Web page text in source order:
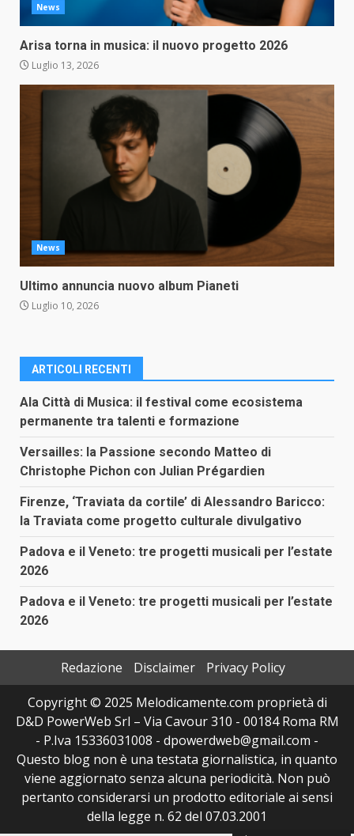
News
Arisa torna in musica: il nuovo progetto 2026
Luglio 13, 2026
News
Ultimo annuncia nuovo album Pianeti
Luglio 10, 2026
ARTICOLI RECENTI
Ala Città di Musica: il festival come ecosistema
permanente tra talenti e formazione
Versailles: la Passione secondo Matteo di
Christophe Pichon con Julian Prégardien
Firenze, ‘Traviata da cortile’ di Alessandro Baricco:
la Traviata come progetto culturale divulgativo
Padova e il Veneto: tre progetti musicali per l’estate
2026
Padova e il Veneto: tre progetti musicali per l’estate
2026
Redazione Disclaimer
Privacy Policy
Copyright © 2025 Melodicamente.com proprietà di
D&D PowerWeb Srl – Via Cavour 310 - 00184 Roma RM
- P.Iva 15336031008 - dpowerdweb@gmail.com -
Questo blog non è una testata giornalistica, in quanto
viene aggiornato senza alcuna periodicità. Non può
pertanto considerarsi un prodotto editoriale ai sensi
della legge n. 62 del 07.03.2001